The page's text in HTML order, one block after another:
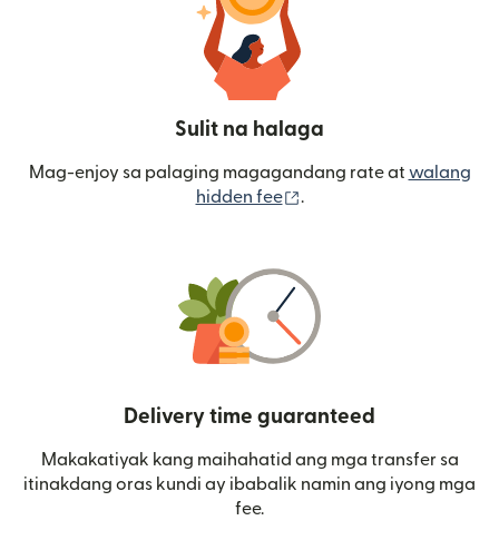
Sulit na halaga
Mag-enjoy sa palaging magagandang rate at walang
hidden fee
.
Delivery time guaranteed
Makakatiyak kang maihahatid ang mga transfer sa
itinakdang oras kundi ay ibabalik namin ang iyong mga
fee.